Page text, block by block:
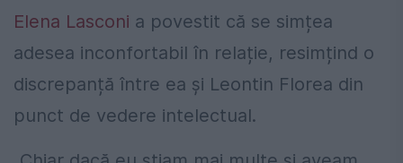
Elena Lasconi a povestit că se simțea
adesea inconfortabil în relație, resimțind o
discrepanță între ea și Leontin Florea din
punct de vedere intelectual.